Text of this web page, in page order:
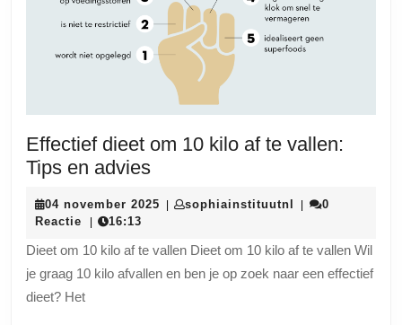
Effectief dieet om 10 kilo af te vallen:
Tips en adviesEffectief
om
kilo
af
04 november 2025 04
sophiainstituutnl
0
Reactie
16:13
Dieet om 10 kilo af te vallen Dieet om 10 kilo af te vallen Wil
je graag 10 kilo afvallen en ben je op zoek naar een effectief
dieet? Het